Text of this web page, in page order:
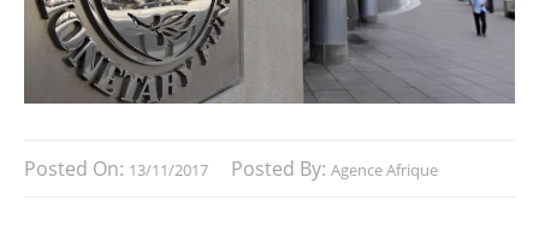
Posted On: 13/11/2017 Posted By: Agence Afrique